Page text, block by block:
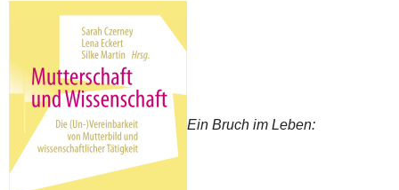
Ein Bruch im Leben: